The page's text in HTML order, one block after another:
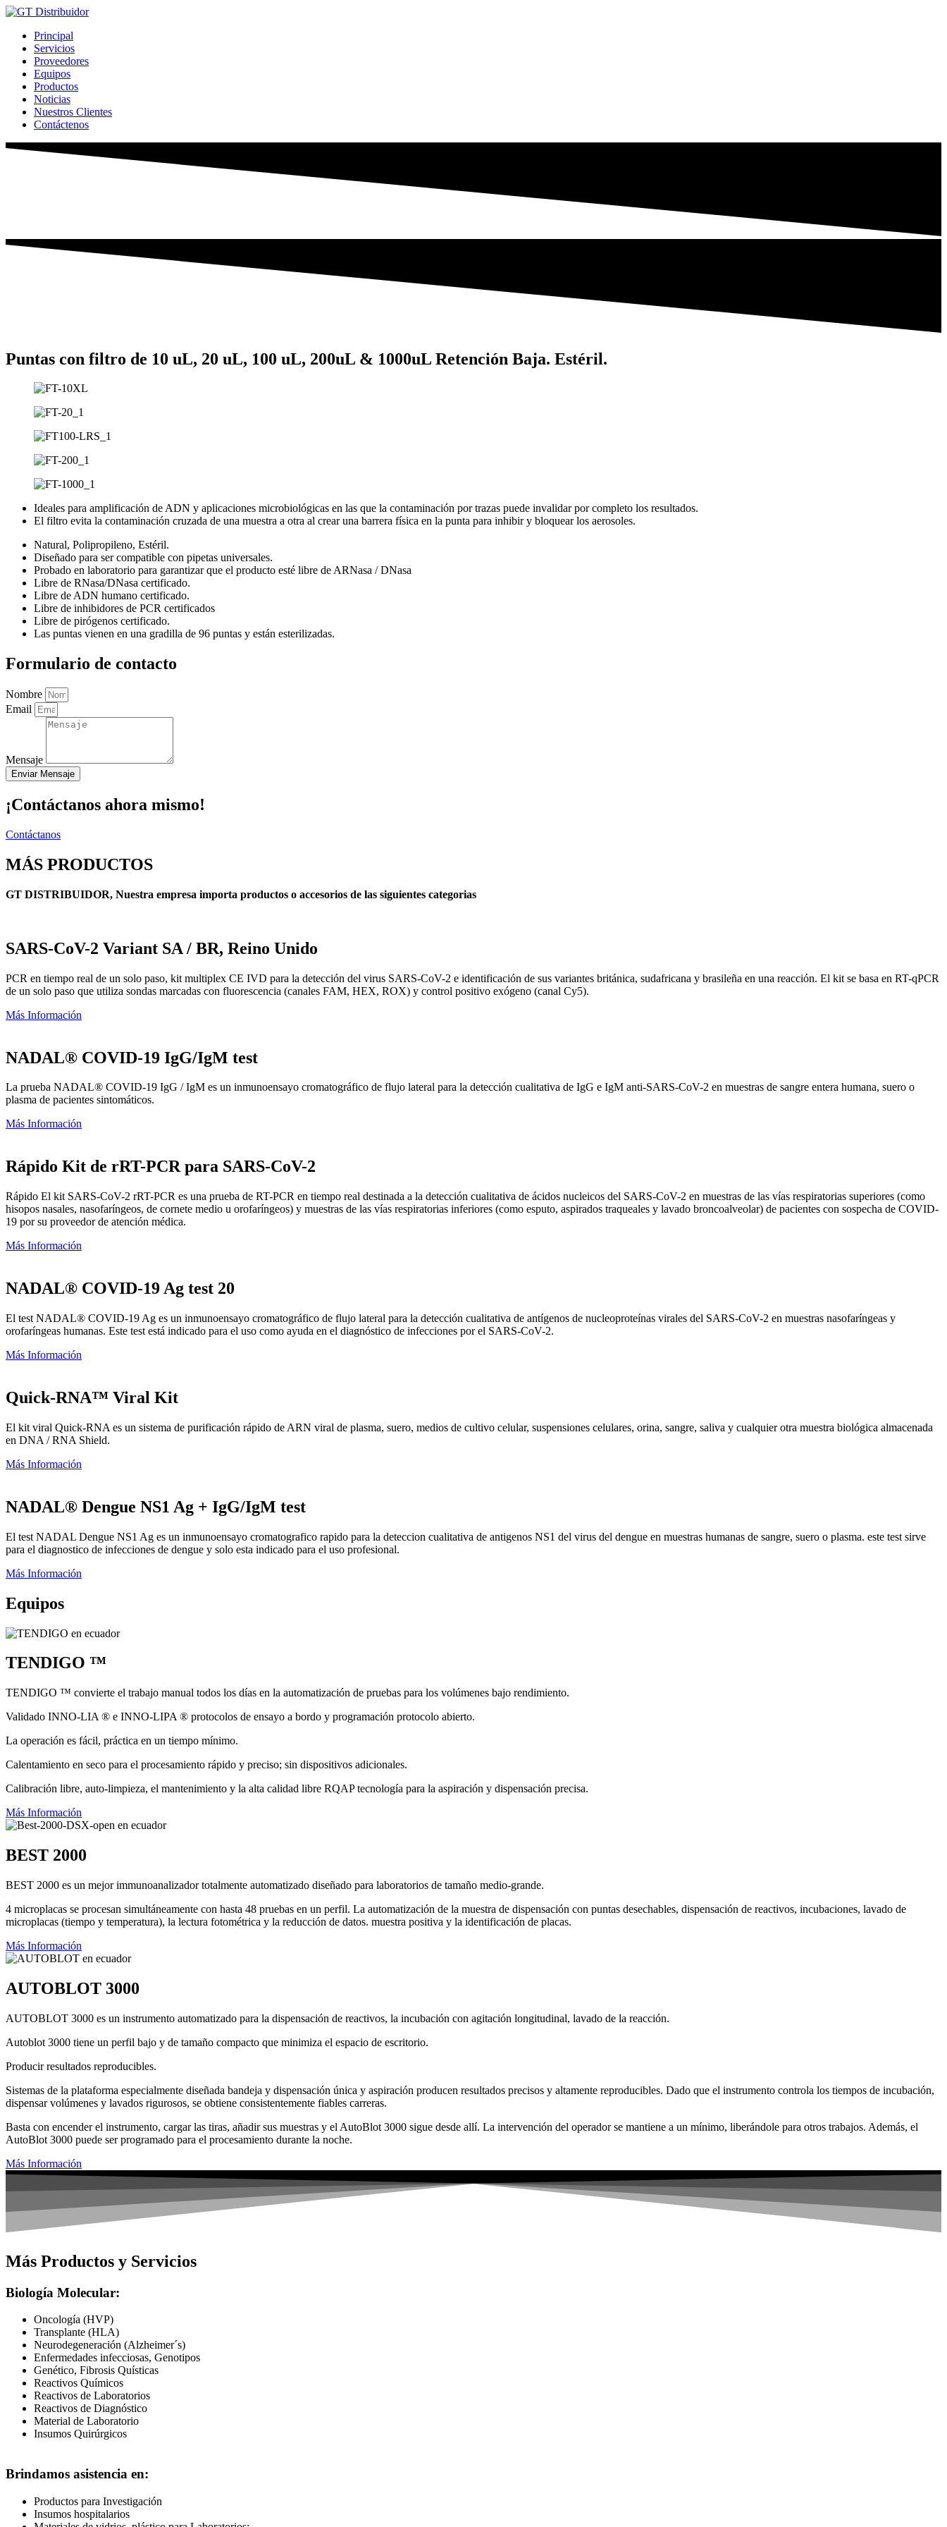
Ir
contenidoPrincipal
Servicios
Proveedores
Equipos
Productos
Noticias
Nuestros Clientes
Contáctenos
Puntas con filtro de 10 uL, 20 uL, 100 uL, 200uL & 1000uL Retención Baja. Estéril.
Ideales para amplificación de ADN y aplicaciones microbiológicas en las que la contaminación por trazas puede invalidar por completo los resultados.
El filtro evita la contaminación cruzada de una muestra a otra al crear una barrera física en la punta para inhibir y bloquear los aerosoles.
Natural, Polipropileno, Estéril.
Diseñado para ser compatible con pipetas universales.
Probado en laboratorio para garantizar que el producto esté libre de ARNasa / DNasa
Libre de RNasa/DNasa certificado.
Libre de ADN humano certificado.
Libre de inhibidores de PCR certificados
Libre de pirógenos certificado.
Las puntas vienen en una gradilla de 96 puntas y están esterilizadas.
Formulario de contacto
Nombre
Email
Mensaje
Enviar Mensaje
¡Contáctanos ahora mismo!
Contáctanos
MÁS PRODUCTOS
GT DISTRIBUIDOR, Nuestra empresa importa productos o accesorios de las siguientes categorias
SARS-CoV-2 Variant SA / BR, Reino Unido
PCR en tiempo real de un solo paso, kit multiplex CE IVD para la detección del virus SARS-CoV-2 e identificación de sus variantes británica, sudafricana y brasileña en una reacción. El kit se basa en RT-qPCR
de un solo paso que utiliza sondas marcadas con fluorescencia (canales FAM, HEX, ROX) y control positivo exógeno (canal Cy5).
Más Información
NADAL® COVID-19 IgG/IgM test
La prueba NADAL® COVID-19 IgG / IgM es un inmunoensayo cromatográfico de flujo lateral para la detección cualitativa de IgG e IgM anti-SARS-CoV-2 en muestras de sangre entera humana, suero o
plasma de pacientes sintomáticos.
Más Información
Rápido Kit de rRT-PCR para SARS-CoV-2
Rápido El kit SARS-CoV-2 rRT-PCR es una prueba de RT-PCR en tiempo real destinada a la detección cualitativa de ácidos nucleicos del SARS-CoV-2 en muestras de las vías respiratorias superiores (como
hisopos nasales, nasofaríngeos, de cornete medio u orofaríngeos) y muestras de las vías respiratorias inferiores (como esputo, aspirados traqueales y lavado broncoalveolar) de pacientes con sospecha de COVID-
19 por su proveedor de atención médica.
Más Información
NADAL® COVID-19 Ag test 20
El test NADAL® COVID-19 Ag es un inmunoensayo cromatográfico de flujo lateral para la detección cualitativa de antígenos de nucleoproteínas virales del SARS-CoV-2 en muestras nasofaríngeas y
orofaríngeas humanas. Este test está indicado para el uso como ayuda en el diagnóstico de infecciones por el SARS-CoV-2.
Más Información
Quick-RNA™ Viral Kit
El kit viral Quick-RNA es un sistema de purificación rápido de ARN viral de plasma, suero, medios de cultivo celular, suspensiones celulares, orina, sangre, saliva y cualquier otra muestra biológica almacenada
en DNA / RNA Shield.
Más Información
NADAL® Dengue NS1 Ag + IgG/IgM test
El test NADAL Dengue NS1 Ag es un inmunoensayo cromatografico rapido para la deteccion cualitativa de antigenos NS1 del virus del dengue en muestras humanas de sangre, suero o plasma. este test sirve
para el diagnostico de infecciones de dengue y solo esta indicado para el uso profesional.
Más Información
Equipos
TENDIGO ™
TENDIGO ™ convierte el trabajo manual todos los días en la automatización de pruebas para los volúmenes bajo rendimiento.
Validado INNO-LIA ® e INNO-LIPA ® protocolos de ensayo a bordo y programación protocolo abierto.
La operación es fácil, práctica en un tiempo mínimo.
Calentamiento en seco para el procesamiento rápido y preciso; sin dispositivos adicionales.
Calibración libre, auto-limpieza, el mantenimiento y la alta calidad libre RQAP tecnología para la aspiración y dispensación precisa.
Más Información
BEST 2000
BEST 2000 es un mejor immunoanalizador totalmente automatizado diseñado para laboratorios de tamaño medio-grande.
4 microplacas se procesan simultáneamente con hasta 48 pruebas en un perfil. La automatización de la muestra de dispensación con puntas desechables, dispensación de reactivos, incubaciones, lavado de
microplacas (tiempo y temperatura), la lectura fotométrica y la reducción de datos. muestra positiva y la identificación de placas.
Más Información
AUTOBLOT 3000
AUTOBLOT 3000 es un instrumento automatizado para la dispensación de reactivos, la incubación con agitación longitudinal, lavado de la reacción.
Autoblot 3000 tiene un perfil bajo y de tamaño compacto que minimiza el espacio de escritorio.
Producir resultados reproducibles.
Sistemas de la plataforma especialmente diseñada bandeja y dispensación única y aspiración producen resultados precisos y altamente reproducibles. Dado que el instrumento controla los tiempos de incubación,
dispensar volúmenes y lavados rigurosos, se obtiene consistentemente fiables carreras.
Basta con encender el instrumento, cargar las tiras, añadir sus muestras y el AutoBlot 3000 sigue desde allí. La intervención del operador se mantiene a un mínimo, liberándole para otros trabajos. Además, el
AutoBlot 3000 puede ser programado para el procesamiento durante la noche.
Más Información
Más Productos y Servicios
Biología Molecular:
Oncología (HVP)
Transplante (HLA)
Neurodegeneración (Alzheimer´s)
Enfermedades infecciosas, Genotipos
Genético, Fibrosis Quísticas
Reactivos Químicos
Reactivos de Laboratorios
Reactivos de Diagnóstico
Material de Laboratorio
Insumos Quirúrgicos
Brindamos asistencia en:
Productos para Investigación
Insumos hospitalarios